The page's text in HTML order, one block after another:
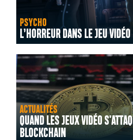
PSYCHO
L’HORREUR DANS LE JEU VIDÉO
ACTUALITÉS
QUAND LES JEUX VIDÉO
BLOCKCHAIN